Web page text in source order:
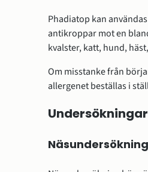
Phadiatop kan
antikroppar mot en
kvalster, katt, hund,
Om misstanke från
allergenet beställas i
Undersökningar
Näsundersökning